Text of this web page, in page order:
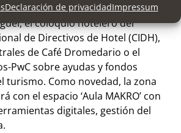
Declaración de privacidadImpressum
cata de Gastrocampus y
el coloquio hotelero del
de Directivos de Hotel (CIDH),
de Café Dromedario o el
PwC sobre ayudas y fondos
turismo. Como novedad, la zona
con el espacio ‘Aula MAKRO’ con
digitales, gestión del